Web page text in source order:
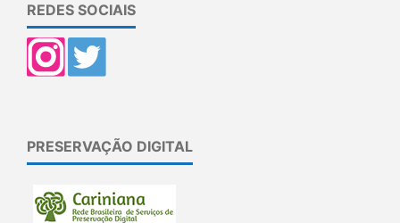
REDES SOCIAIS
PRESERVAÇÃO DIGITAL